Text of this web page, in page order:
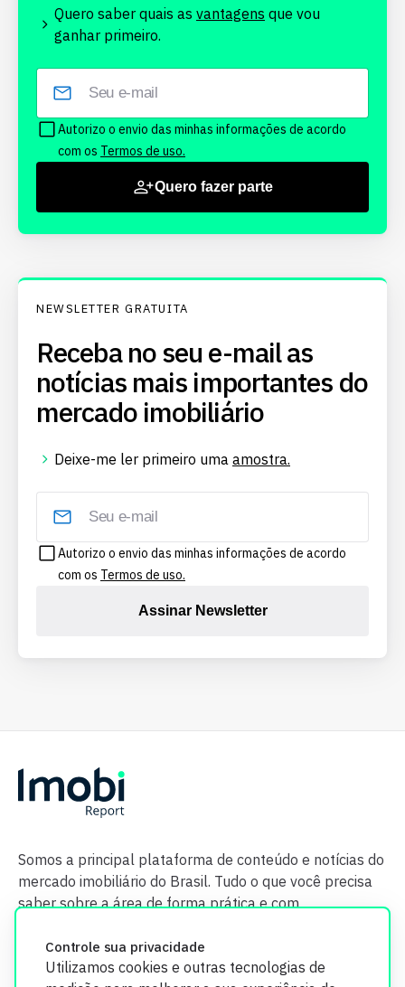
Controle sua privacidade
Utilizamos cookies e outras tecnologias de
Quero saber quais as vantagens que vou
ganhar primeiro.
Autorizo o envio das minhas informações de acordo
com os Termos de uso.
Quero fazer parte
NEWSLETTER GRATUITA
Receba no seu e-mail as
notícias mais importantes do
mercado imobiliário
Deixe-me ler primeiro uma amostra.
Autorizo o envio das minhas informações de acordo
com os Termos de uso.
Assinar Newsletter
Somos a principal plataforma de conteúdo e notícias do
mercado imobiliário do Brasil. Tudo o que você precisa
saber sobre a área de forma prática e com